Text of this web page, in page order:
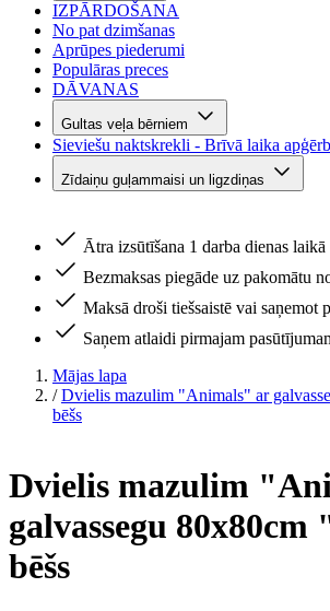
IZPĀRDOŠANA
No pat dzimšanas
Aprūpes piederumi
Populāras preces
DĀVANAS
Gultas veļa bērniem
Sieviešu naktskrekli - Brīvā laika
Zīdaiņu guļammaisi un ligzdiņas
Ātra izsūtīšana 1 darba dienas laikā
Bezmaksas piegāde uz pakomātu
Maksā droši tiešsaistē vai saņemot
Saņem atlaidi pirmajam
Mājas lapa
/ Dvielis mazulim "Animals" ar
bēšs
Dvielis mazulim
galvassegu
bēšs